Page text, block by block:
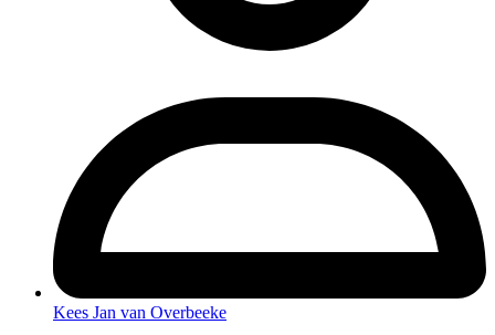
Kees Jan van Overbeeke